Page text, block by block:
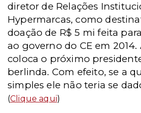
diretor de Relações
Hypermarcas, como
doação de R$ 5 mi feita
ao governo do CE em 2014.
coloca o próximo
berlinda. Com efeito, se a
simples ele não teria se
(Clique aqui)